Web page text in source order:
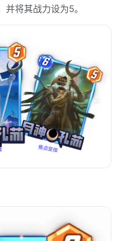
将其战力设为5。